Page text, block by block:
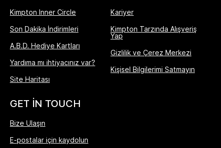
Kimpton Inner Circle
Son Dakika İndirimleri
A.B.D. Hediye Kartları
Yardıma mı ihtiyacınız var?
Site Haritası
Kariyer
Kimpton Tarzında Alışveriş
Yap
Gizlilik ve Çerez Merkezi
Kişisel Bilgilerimi Satmayın
GET IN TOUCH
Bize Ulaşın
E-postalar için kaydolun